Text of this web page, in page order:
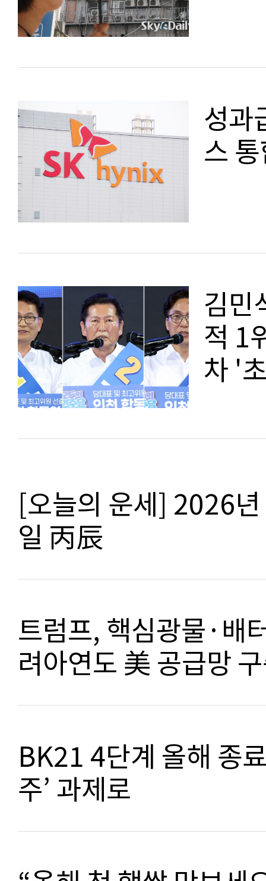
성과
스
김민
적 1
차 '
[오늘의 운세] 2026
일 丙辰
트럼프, 핵심광물·배
려아연도 美 공급망
BK21 4단계 올해 종
주’ 과제로